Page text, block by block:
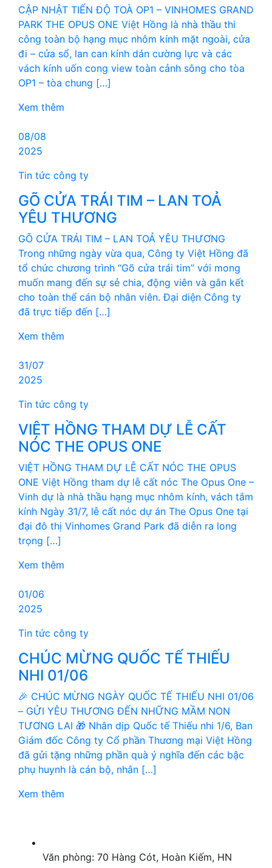
CẬP NHẬT TIẾN ĐỘ TOÀ OP1 – VINHOMES GRAND
PARK THE OPUS ONE Việt Hồng là nhà thầu thi
công toàn bộ hạng mục nhôm kính mặt ngoài, cửa
đi – cửa sổ, lan can kính dán cường lực và các
vách kính uốn cong view toàn cảnh sông cho tòa
OP1 – tòa chung […]
Xem thêm
08/08
2025
Tin tức công ty
GÕ CỬA TRÁI TIM – LAN TOẢ
YÊU THƯƠNG
GÕ CỬA TRÁI TIM – LAN TOẢ YÊU THƯƠNG
Trong những ngày vừa qua, Công ty Việt Hồng đã
tổ chức chương trình “Gõ cửa trái tim” với mong
muốn mang đến sự sẻ chia, động viên và gắn kết
cho toàn thể cán bộ nhân viên. Đại diện Công ty
đã trực tiếp đến […]
Xem thêm
31/07
2025
Tin tức công ty
VIỆT HỒNG THAM DỰ LỄ CẤT
NÓC THE OPUS ONE
VIỆT HỒNG THAM DỰ LỄ CẤT NÓC THE OPUS
ONE Việt Hồng tham dự lễ cất nóc The Opus One –
Vinh dự là nhà thầu hạng mục nhôm kính, vách tắm
kính Ngày 31/7, lễ cất nóc dự án The Opus One tại
đại đô thị Vinhomes Grand Park đã diễn ra long
trọng […]
Xem thêm
01/06
2025
Tin tức công ty
CHÚC MỪNG QUỐC TẾ THIẾU
NHI 01/06
🎉 CHÚC MỪNG NGÀY QUỐC TẾ THIẾU NHI 01/06
– GỬI YÊU THƯƠNG ĐẾN NHỮNG MẦM NON
TƯƠNG LAI 🎁 Nhân dịp Quốc tế Thiếu nhi 1/6, Ban
Giám đốc Công ty Cổ phần Thương mại Việt Hồng
đã gửi tặng những phần quà ý nghĩa đến các bậc
phụ huynh là cán bộ, nhân […]
Xem thêm
Văn phòng: 70 Hàng Cót, Hoàn Kiếm, HN